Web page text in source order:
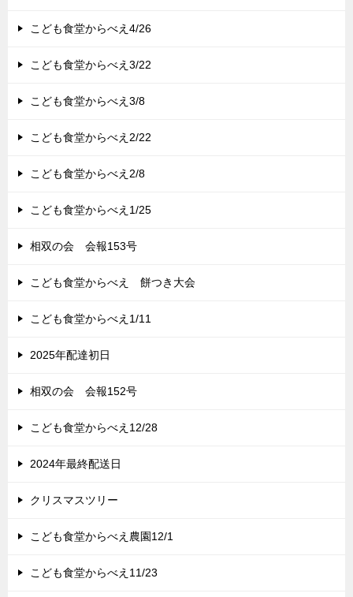
こども食堂からべえ4/26
こども食堂からべえ3/22
こども食堂からべえ3/8
こども食堂からべえ2/22
こども食堂からべえ2/8
こども食堂からべえ1/25
相双の会 会報153号
こども食堂からべえ 餅つき大会
こども食堂からべえ1/11
2025年配達初日
相双の会 会報152号
こども食堂からべえ12/28
2024年最終配送日
クリスマスツリー
こども食堂からべえ農園12/1
こども食堂からべえ11/23